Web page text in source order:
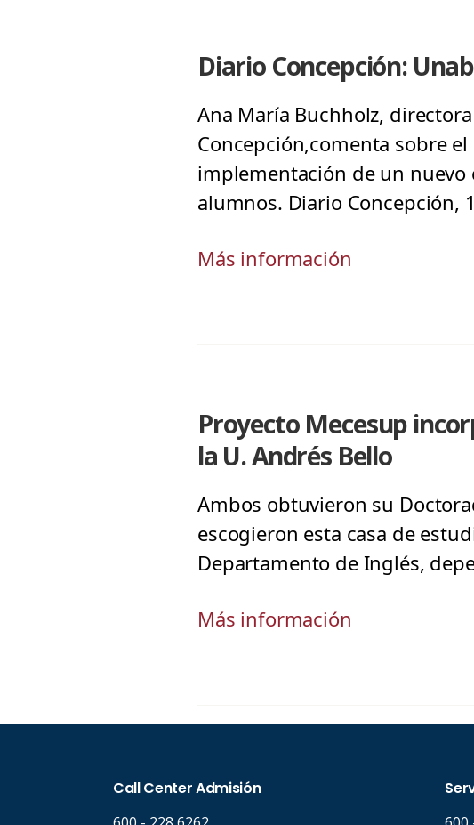
Diario Concepción:
Ana María Buchholz,
Concepción,comenta sobre
implementación de un
alumnos. Diario Concepción,
Más información
Proyecto Mecesup
la U. Andrés Bello
Ambos obtuvieron su
escogieron esta casa de
Departamento de Inglés,
Más información